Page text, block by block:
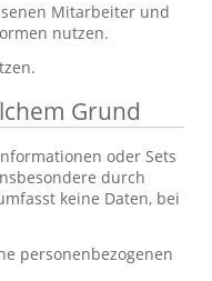
Mitarbeiter und
nutzen.
Grund
oder Sets
durch
keine Daten, bei
personenbezogenen